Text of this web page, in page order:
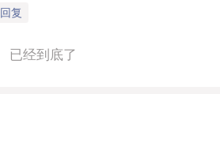
回复
已经到底了